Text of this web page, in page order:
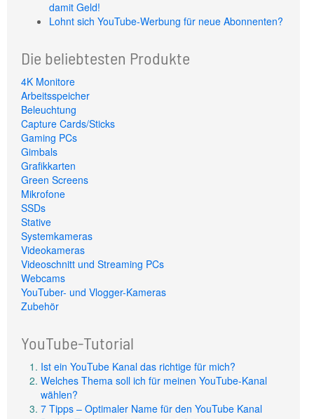
damit Geld!
Lohnt sich YouTube-Werbung für neue Abonnenten?
Die beliebtesten Produkte
4K Monitore
Arbeitsspeicher
Beleuchtung
Capture Cards/Sticks
Gaming PCs
Gimbals
Grafikkarten
Green Screens
Mikrofone
SSDs
Stative
Systemkameras
Videokameras
Videoschnitt und Streaming PCs
Webcams
YouTuber- und Vlogger-Kameras
Zubehör
YouTube-Tutorial
Ist ein YouTube Kanal das richtige für mich?
Welches Thema soll ich für meinen YouTube-Kanal
wählen?
7 Tipps – Optimaler Name für den YouTube Kanal